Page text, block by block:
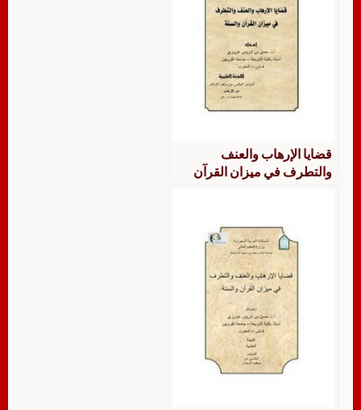
قضايا الإرهاب والعنف
والتطرف في ميزان القرآن